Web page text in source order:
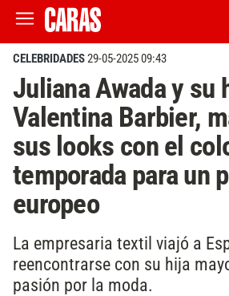
CELEBRIDADES29-05-2025 09:43
Juliana Awada y su
Valentina Barbier,
sus looks con el
temporada para un
europeo
La empresaria textil viajó a
reencontrarse con su hija
pasión por la moda.